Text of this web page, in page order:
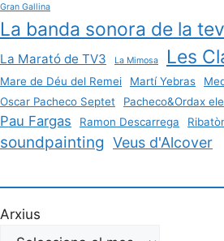
Gran Gallina
La banda sonora de la
La Marató de TV3 La Mimosa Les
Mare de Déu del Remei Martí Yebras
Oscar Pacheco Septet
Pacheco&Ordax
Pau Fargas Ramon Descarrega
soundpainting Veus d'Alcover
Arxius